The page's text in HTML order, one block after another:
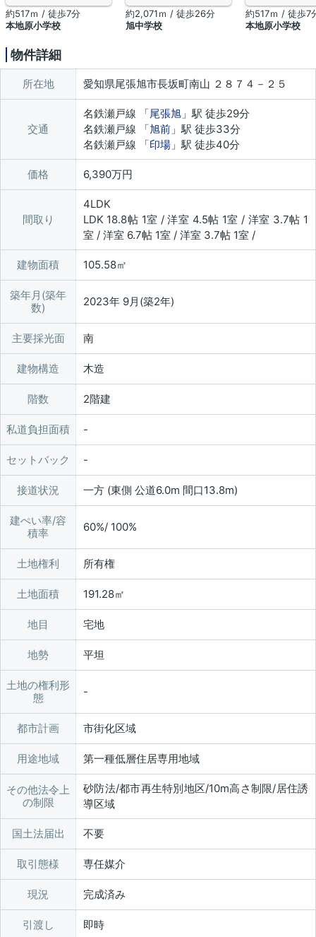
約517ｍ / 徒歩7分
本地原小学校
約2,071ｍ / 徒歩26分
旭中学校
約517ｍ / 徒歩7
本地原小学校
物件詳細
所在地 愛知県尾張旭市長坂町南山 ２８７４－２５
交通
名鉄瀬戸線 「尾張旭 」駅 徒歩29分
名鉄瀬戸線 「旭前 」駅 徒歩33分
名鉄瀬戸線 「印場 」駅 徒歩40分
価格 6,390万円
間取り
4LDK
LDK 18.8帖 1室 / 洋室 4.5帖 1室 / 洋室 3.7帖 1
室 / 洋室 6.7帖 1室 / 洋室 3.7帖 1室 /
建物面積 105.58㎡
築年月(築年
数)
2023年 9月(築2年)
主要採光面 南
建物構造 木造
階数 2階建
私道負担面積
セットバック
接道状況 一方 (東側 公道6.0m 間口13.8m)
建ぺい率/容
積率
60%/ 100%
土地権利 所有権
土地面積 191.28㎡
地目 宅地
地勢 平坦
土地の権利形
態
都市計画 市街化区域
用途地域 第一種低層住居専用地域
その他法令上
の制限
砂防法/都市再生特別地区/10m高さ制限/居住誘
導区域
国土法届出 不要
取引態様 専任媒介
現況 完成済み
引渡し 即時